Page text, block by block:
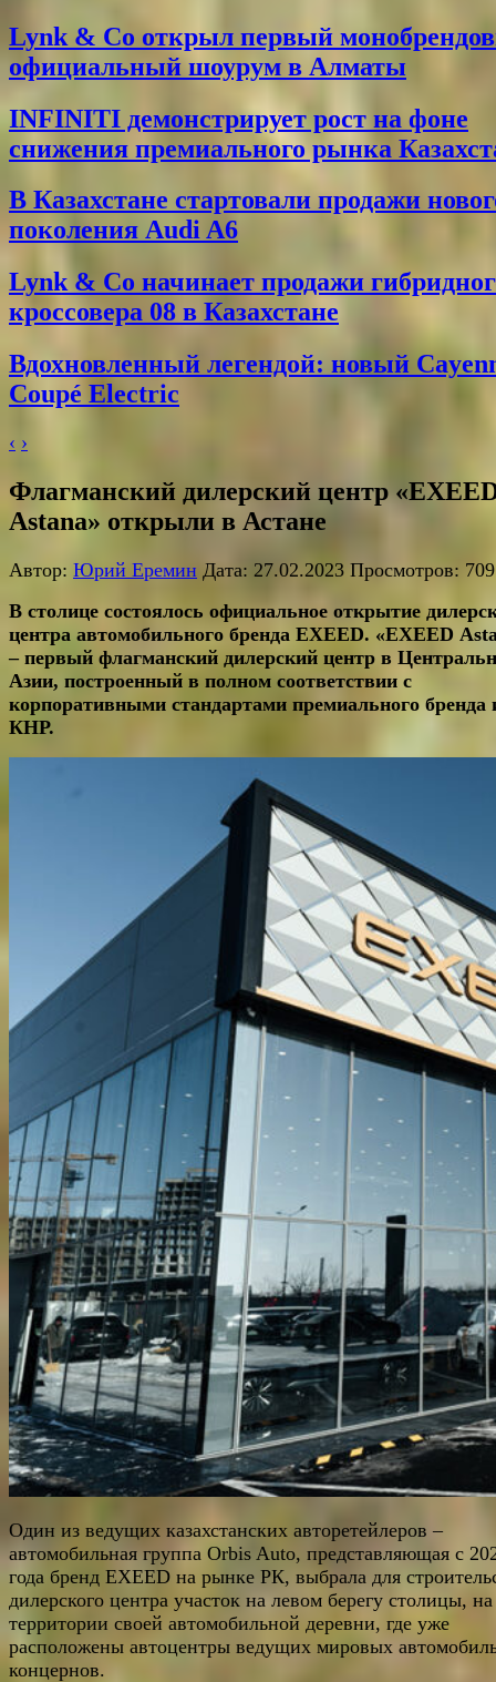
Lynk & Co открыл первый
официальный шоурум в Алматы
INFINITI демонстрирует рост на фоне
снижения премиального рынка
В Казахстане стартовали продажи
поколения Audi A6
Lynk & Co начинает продажи
кроссовера 08 в Казахстане
Вдохновленный легендой: новый
Coupé Electric
‹ ›
Флагманский дилерский центр
Astana» открыли в Астане
Автор: Юрий Еремин Дата: 27.02.2023 Просмотров: 709
В столице состоялось официальное открытие
центра автомобильного бренда EXEED. «EXEED
– первый флагманский дилерский центр в
Азии, построенный в полном соответствии с
корпоративными стандартами премиального бренда
КНР.
Один из ведущих казахстанских авторетейлеров –
автомобильная группа Orbis Auto, представляющая с
года бренд EXEED на рынке РК, выбрала для
дилерского центра участок на левом берегу столицы, на
территории своей автомобильной деревни, где уже
расположены автоцентры ведущих мировых
концернов.